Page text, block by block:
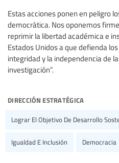
Estas acciones ponen en peligro
democrática. Nos oponemos
reprimir la libertad académica e
Estados Unidos a que defienda
integridad y la independencia de
investigación”.
dirección estratégica
Lograr El Objetivo De Desarrollo
Igualdad E Inclusión Democracia